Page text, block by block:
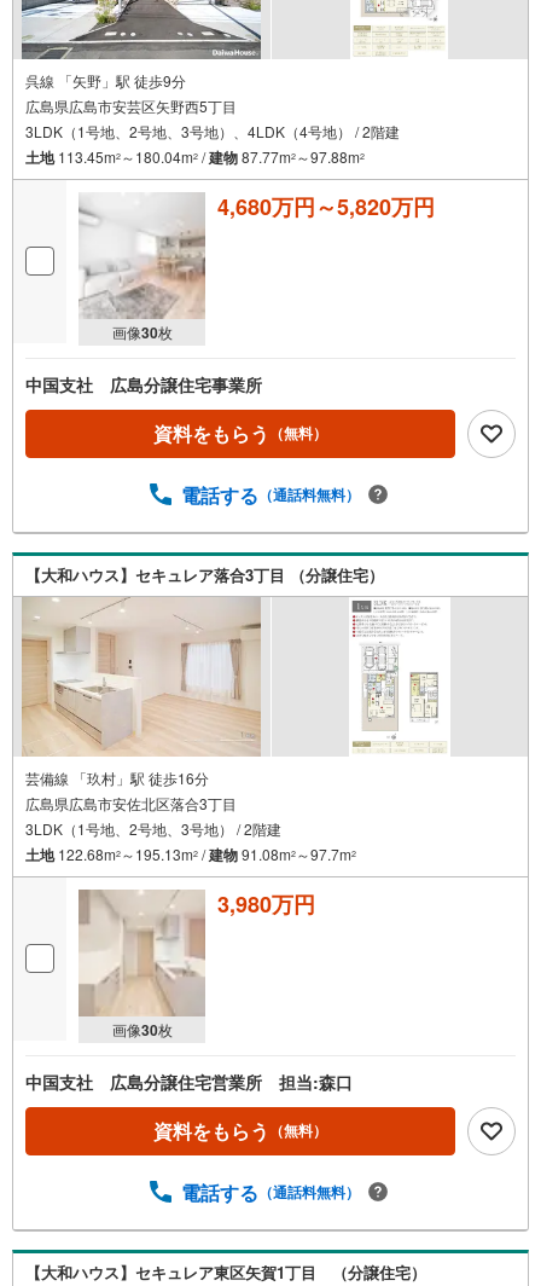
呉線 「矢野」駅 徒歩9分
広島県広島市安芸区矢野西5丁目
3LDK（1号地、2号地、3号地）、4LDK（4号地） / 2階建
土地113.45m2 ～180.04m2 /建物87.77m2 ～97.88m2
画像30枚
4,680万円～5,820万円
中国支社 広島分譲住宅事業所
資料をもらう （無料）
電話する （通話料無料）
【大和ハウス】セキュレア落合3丁目 （分譲住宅）
芸備線 「玖村」駅 徒歩16分
広島県広島市安佐北区落合3丁目
3LDK（1号地、2号地、3号地） / 2階建
土地122.68m2 ～195.13m2 /建物91.08m2 ～97.7m2
画像30枚
3,980万円
中国支社 広島分譲住宅営業所 担当:森口
資料をもらう （無料）
電話する （通話料無料）
【大和ハウス】セキュレア東区矢賀1丁目 （分譲住宅）